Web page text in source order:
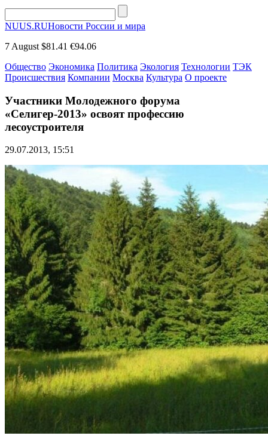
NUUS.RUНовости России и мира
7 August $81.41 €94.06
Общество Экономика Политика Экология Технологии ТЭК
Происшествия Компании Москва Культура О проекте
Участники Молодежного форума
«Селигер-2013» освоят профессию
лесоустроителя
29.07.2013, 15:51